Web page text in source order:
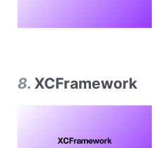
8. XCFramework